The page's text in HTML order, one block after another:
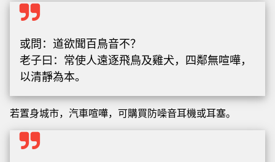
或問：道欲聞百鳥音不？
老子曰：常使人遠逐飛鳥及雞犬，四鄰無喧嘩，
以清靜為本。
若置身城市，汽車喧嘩，可購買防噪音耳機或耳塞。